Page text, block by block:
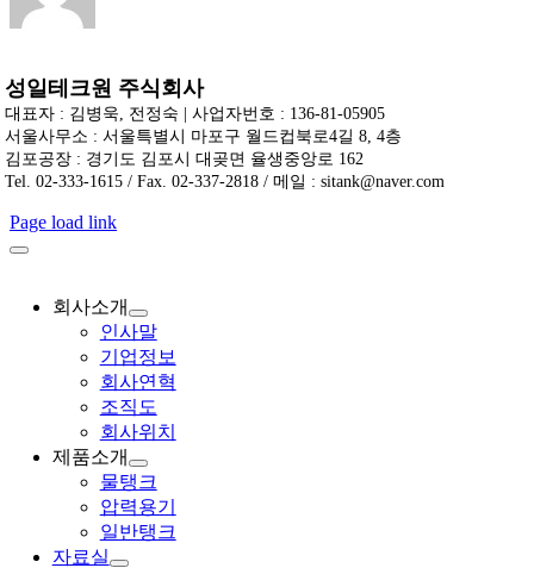
성일테크원 주식회사
대표자 : 김병욱, 전정숙 | 사업자번호 : 136-81-05905
서울사무소 : 서울특별시 마포구 월드컵북로4길 8, 4층
김포공장 : 경기도 김포시 대곶면 율생중앙로 162
Tel. 02-333-1615 / Fax. 02-337-2818 / 메일 : sitank@naver.com
Page load link
회사소개
인사말
기업정보
회사연혁
조직도
회사위치
제품소개
물탱크
압력용기
일반탱크
자료실